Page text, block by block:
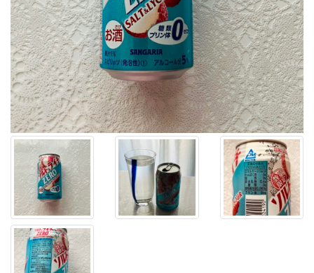
数
量
限
定
に
惹
か
れ
て
【ゼ
ロ
サ
ワ